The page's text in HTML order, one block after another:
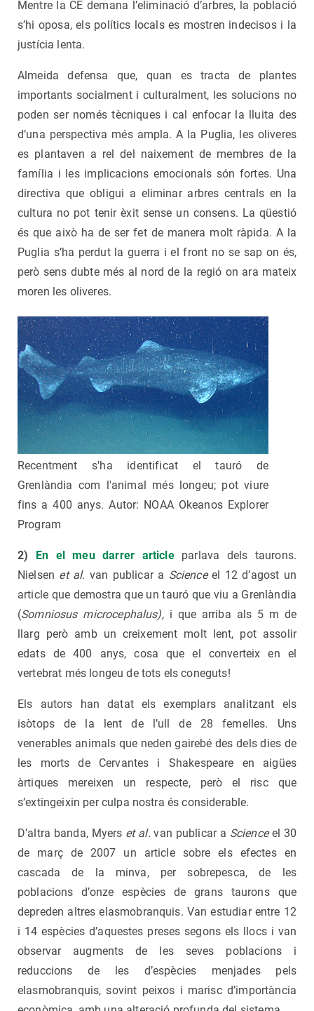
Mentre la CE demana l’eliminació d’arbres, la població
s’hi oposa, els polítics locals es mostren indecisos i la
justícia lenta.
Almeida defensa que, quan es tracta de plantes
importants socialment i culturalment, les solucions no
poden ser només tècniques i cal enfocar la lluita des
d’una perspectiva més ampla. A la Puglia, les oliveres
es plantaven a rel del naixement de membres de la
família i les implicacions emocionals són fortes. Una
directiva que obligui a eliminar arbres centrals en la
cultura no pot tenir èxit sense un consens. La qüestió
és que això ha de ser fet de manera molt ràpida. A la
Puglia s’ha perdut la guerra i el front no se sap on és,
però sens dubte més al nord de la regió on ara mateix
moren les oliveres.
Recentment s'ha identificat el tauró de
Grenlàndia com l'animal més longeu; pot viure
fins a 400 anys. Autor: NOAA Okeanos Explorer
Program
2) En el meu darrer articleparlava dels taurons.
Nielsen et al. van publicar a Scienceel 12 d’agost un
article que demostra que un tauró que viu a Grenlàndia
(Somniosus microcephalus), i que arriba als 5 m de
llarg però amb un creixement molt lent, pot assolir
edats de 400 anys, cosa que el converteix en el
vertebrat més longeu de tots els coneguts!
Els autors han datat els exemplars analitzant els
isòtops de la lent de l’ull de 28 femelles. Uns
venerables animals que neden gairebé des dels dies de
les morts de Cervantes i Shakespeare en aigües
àrtiques mereixen un respecte, però el risc que
s’extingeixin per culpa nostra és considerable.
D’altra banda, Myers et al. van publicar a Scienceel 30
de març de 2007 un article sobre els efectes en
cascada de la minva, per sobrepesca, de les
poblacions d’onze espècies de grans taurons que
depreden altres elasmobranquis. Van estudiar entre 12
i 14 espècies d’aquestes preses segons els llocs i van
observar augments de les seves poblacions i
reduccions de les d’espècies menjades pels
elasmobranquis, sovint peixos i marisc d’importància